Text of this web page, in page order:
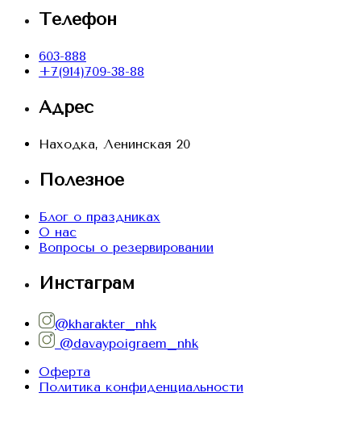
Телефон
603-888
+7(914)709-38-88
Адрес
Находка, Ленинская 20
Полезное
Блог о праздниках
О нас
Вопросы о резервировании
Инстаграм
@kharakter_nhk
@davaypoigraem_nhk
Оферта
Политика конфиденциальности